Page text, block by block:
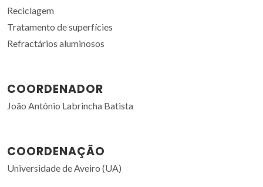
Reciclagem
Tratamento de superfícies
Refractários aluminosos
COORDENADOR
João António Labrincha Batista
COORDENAÇÃO
Universidade de Aveiro (UA)